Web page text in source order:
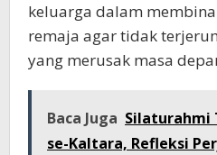
keluarga dalam
remaja agar tidak
yang merusak masa
Baca Juga Silaturahmi
se-Kaltara, Refleksi